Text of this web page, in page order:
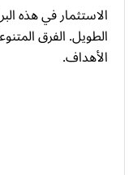
الاستثمار في هذه
الطويل. الفرق
الأهداف.